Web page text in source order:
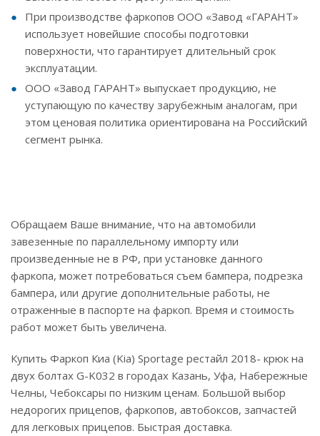
При производстве фаркопов ООО «Завод «ГАРАНТ»
использует новейшие способы подготовки
поверхности, что гарантирует длительный срок
эксплуатации.
ООО «Завод ГАРАНТ» выпускает продукцию, не
уступающую по качеству зарубежным аналогам, при
этом ценовая политика ориентирована на Российский
сегмент рынка.
Обращаем Ваше внимание, что на автомобили
завезенные по параллельному импорту или
произведенные не в РФ, при установке данного
фаркопа, может потребоваться съем бампера, подрезка
бампера, или другие дополнительные работы, не
отраженные в паспорте на фаркоп. Время и стоимость
работ может быть увеличена.
Купить Фаркоп Киа (Kia) Sportage рестайл 2018- крюк на
двух болтах G-K032 в городах Казань, Уфа, Набережные
Челны, Чебоксары по низким ценам. Большой выбор
недорогих прицепов, фаркопов, автобоксов, запчастей
для легковых прицепов. Быстрая доставка.